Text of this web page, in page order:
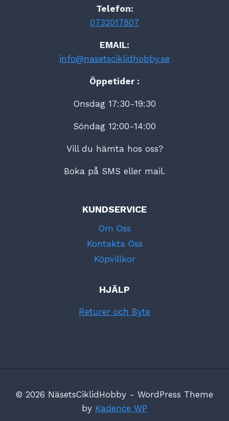
Telefon:
0732017807
EMAIL:
info@nasetsciklidhobby.se
Öppetider :
Onsdag 17:30-19:30
Söndag 12:00-14:00
Vill du hämta hos oss?
Boka på SMS eller mail.
KUNDSERVICE
Om Oss
Kontakta Oss
Köpvillkor
HJÄLP
Returer och Byte
© 2026 NäsetsCiklidHobby - WordPress Theme
by Kadence WP